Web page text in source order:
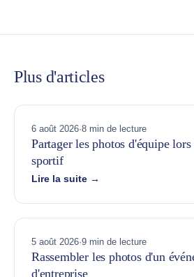
Plus d'articles
6 août 2026·8 min de lecture
Partager les photos d'équipe
sportif
Lire la suite →
5 août 2026·9 min de lecture
Rassembler les photos d'un
d'entreprise